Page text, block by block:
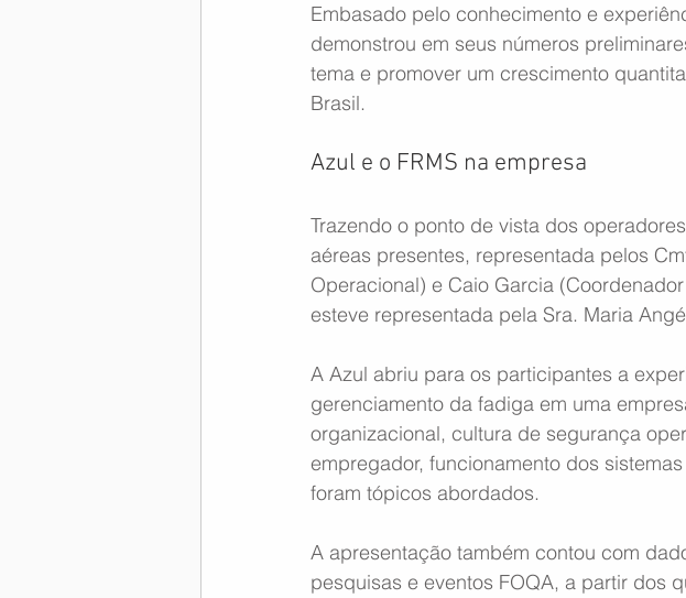
Embasado pelo conhecimento e
demonstrou em seus números
tema e promover um crescimento
Brasil.
Azul e o FRMS na empresa
Trazendo o ponto de vista dos
aéreas presentes, representada pelos
Operacional) e Caio Garcia
esteve representada pela Sra. Maria
A Azul abriu para os participantes a
gerenciamento da fadiga em uma
organizacional, cultura de segurança
empregador, funcionamento dos
foram tópicos abordados.
A apresentação também contou com
pesquisas e eventos FOQA, a partir dos